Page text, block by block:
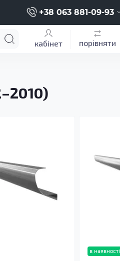
+38 063 881-09-93
кабінет порівняти
в наявності